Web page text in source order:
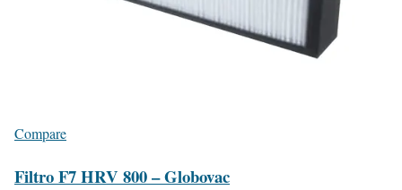
Compare
Filtro F7 HRV 800 – Globovac